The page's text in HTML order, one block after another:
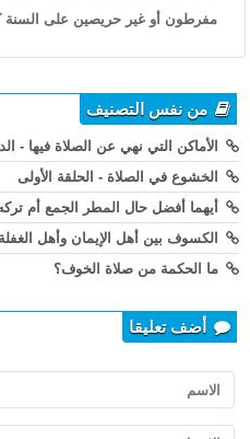
مفرطون أو غير حريصين على السنة
من نفس التصنيف
الأماكن التي نهي عن الصلاة فيها -
الخشوع في الصلاة - الحلقة الأولى
أيهما أفضل حال المطر الجمع أم
الكسوف بين أهل الإيمان وأهل الغفلة
ما الحكمة من صلاة الخوف؟
أضف تعليقا